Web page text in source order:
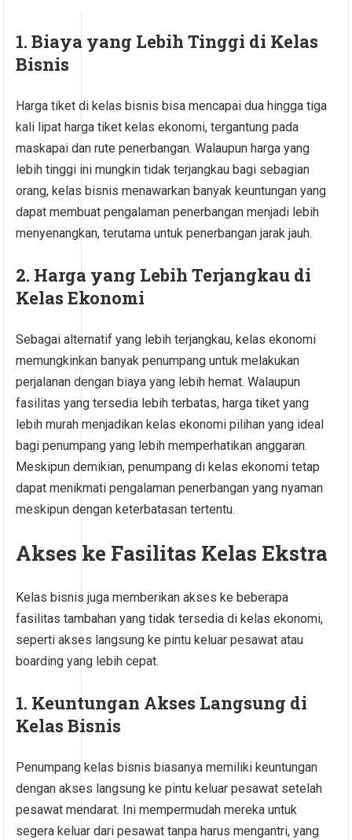
1. Biaya yang Lebih Tinggi di Kelas
Bisnis
Harga tiket di kelas bisnis bisa mencapai dua hingga tiga
kali lipat harga tiket kelas ekonomi, tergantung pada
maskapai dan rute penerbangan. Walaupun harga yang
lebih tinggi ini mungkin tidak terjangkau bagi sebagian
orang, kelas bisnis menawarkan banyak keuntungan yang
dapat membuat pengalaman penerbangan menjadi lebih
menyenangkan, terutama untuk penerbangan jarak jauh.
2. Harga yang Lebih Terjangkau di
Kelas Ekonomi
Sebagai alternatif yang lebih terjangkau, kelas ekonomi
memungkinkan banyak penumpang untuk melakukan
perjalanan dengan biaya yang lebih hemat. Walaupun
fasilitas yang tersedia lebih terbatas, harga tiket yang
lebih murah menjadikan kelas ekonomi pilihan yang ideal
bagi penumpang yang lebih memperhatikan anggaran.
Meskipun demikian, penumpang di kelas ekonomi tetap
dapat menikmati pengalaman penerbangan yang nyaman
meskipun dengan keterbatasan tertentu.
Akses ke Fasilitas Kelas Ekstra
Kelas bisnis juga memberikan akses ke beberapa
fasilitas tambahan yang tidak tersedia di kelas ekonomi,
seperti akses langsung ke pintu keluar pesawat atau
boarding yang lebih cepat.
1. Keuntungan Akses Langsung di
Kelas Bisnis
Penumpang kelas bisnis biasanya memiliki keuntungan
dengan akses langsung ke pintu keluar pesawat setelah
pesawat mendarat. Ini mempermudah mereka untuk
segera keluar dari pesawat tanpa harus mengantri, yang